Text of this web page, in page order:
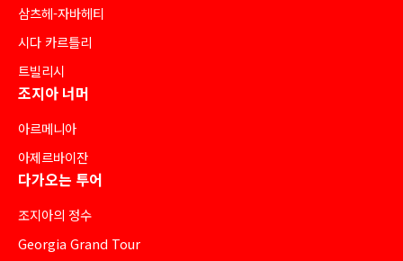
삼츠헤-자바헤티
시다 카르틀리
트빌리시
조지아 너머
아르메니아
아제르바이잔
다가오는 투어
조지아의 정수
Georgia Grand Tour